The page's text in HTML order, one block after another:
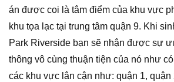
án được coi là tâm điểm của khu vực
khu tọa lạc tại trung tâm quận 9. Khi
Park Riverside bạn sẽ nhận được sự
thông vô cùng thuận tiện của nó như
các khu vực lân cận như: quận 1, quận